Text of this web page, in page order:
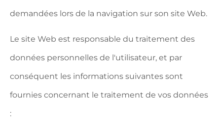
demandées lors de la navigation sur son site Web.
Le site Web est responsable du traitement des
données personnelles de l'utilisateur, et par
conséquent les informations suivantes sont
fournies concernant le traitement de vos données
: